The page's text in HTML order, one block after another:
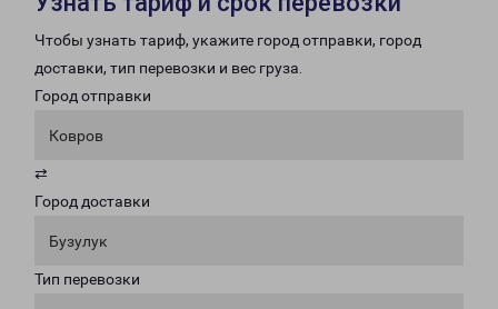
Чтобы узнать тариф, укажите город отправки, город
доставки, тип перевозки и вес груза.
Город отправки
Ковров
⇄
Город доставки
Бузулук
Тип перевозки